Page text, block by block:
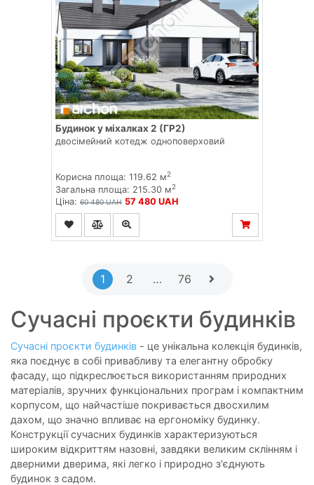
Будинок у міхалках 2 (ГР2)
двосімейний котедж одноповерховий
Корисна площа: 119.62 м2
Загальна площа: 215.30 м2
Ціна: 60 480 UAH 57 480 UAH
1 2 … 76
Сучасні проєкти будинків
Сучасні проєкти будинків - це унікальна колекція будинків,
яка поєднує в собі привабливу та елегантну обробку
фасаду, що підкреслюється використанням природних
матеріалів, зручних функціональних програм і компактним
корпусом, що найчастіше покривається двосхилим
дахом, що значно впливає на ергономіку будинку.
Конструкції сучасних будинків характеризуються
широким відкриттям назовні, завдяки великим склінням і
дверними дверима, які легко і природно з'єднують
будинок з садом.